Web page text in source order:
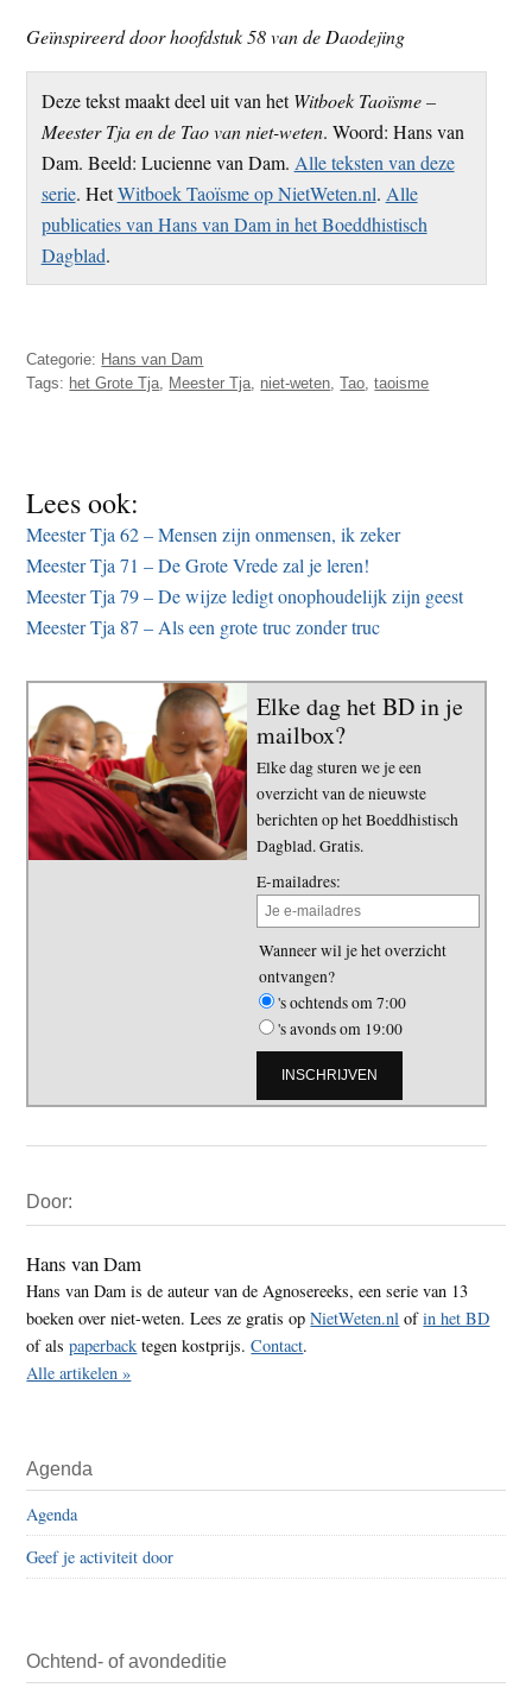
Geïnspireerd door hoofdstuk 58 van de Daodejing
Deze tekst maakt deel uit van hetWitboek Taoïsme –
Meester Tja en de Tao van niet-weten. Woord: Hans van
Dam. Beeld: Lucienne van Dam. Alle teksten van deze
serie. HetWitboek Taoïsme op NietWeten.nl. Alle
publicaties van Hans van Dam in het Boeddhistisch
Dagblad.
Categorie: Hans van Dam
Tags: het Grote Tja, Meester Tja, niet-weten,Tao,taoisme
Lees ook:
Meester Tja 62 – Mensen zijn onmensen, ik zeker
Meester Tja 71 – De Grote Vrede zal je leren!
Meester Tja 79 – De wijze ledigt onophoudelijk zijn geest
Meester Tja 87 – Als een grote truc zonder truc
Elke dag het BD in je
mailbox?
Elke dag sturen we je een
overzicht van de nieuwste
berichten op het Boeddhistisch
Dagblad. Gratis.
E-mailadres:
Wanneer wil je het overzicht
ontvangen?
's ochtends om 7:00
's avonds om 19:00
Sidebar
Door:
Hans van Dam
Hans van Dam is de auteur van de Agnosereeks, een serie van 13
boeken over niet-weten. Lees ze gratis opNietWeten.nl ofin het BD
of alspaperback tegen kostprijs.Contact.
Alle artikelen »
Agenda
Agenda
Geef je activiteit door
Ochtend- of avondeditie